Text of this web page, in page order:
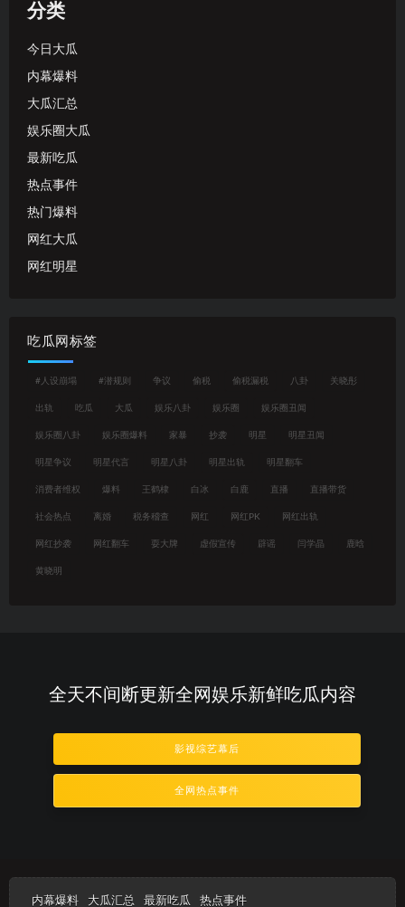
分类
今日大瓜
内幕爆料
大瓜汇总
娱乐圈大瓜
最新吃瓜
热点事件
热门爆料
网红大瓜
网红明星
吃瓜网标签
#人设崩塌 #潜规则 争议 偷税 偷税漏税 八卦 关晓彤
出轨 吃瓜 大瓜 娱乐八卦 娱乐圈 娱乐圈丑闻
娱乐圈八卦 娱乐圈爆料 家暴 抄袭 明星 明星丑闻
明星争议 明星代言 明星八卦 明星出轨 明星翻车
消费者维权 爆料 王鹤棣 白冰 白鹿 直播 直播带货
社会热点 离婚 税务稽查 网红 网红PK 网红出轨
网红抄袭 网红翻车 耍大牌 虚假宣传 辟谣 闫学晶 鹿晗
黄晓明
全天不间断更新全网娱乐新鲜吃瓜内容
影视综艺幕后
全网热点事件
内幕爆料 大瓜汇总 最新吃瓜 热点事件